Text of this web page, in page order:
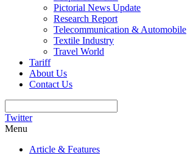
Pictorial News Update
Research Report
Telecommunication & Automobile
Textile Industry
Travel World
Tariff
About Us
Contact Us
Twitter
Menu
Article & Features